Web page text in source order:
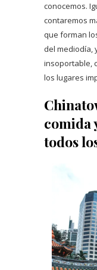
conocemos.
contaremos
que forman
del mediodía,
insoportable,
los lugares
comida
todos